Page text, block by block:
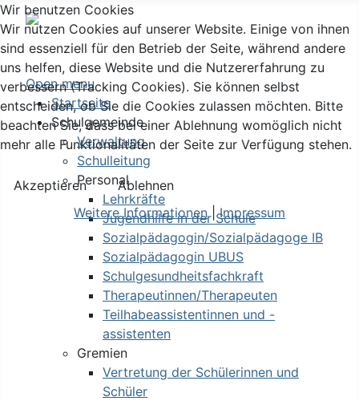
Open menu
Startseite
Schulgemeinde
Verwaltung
Schulleitung
Personal
Lehrkräfte
Jugendhilfe in der Schule
Sozialpädagogin/Sozialpädagoge IB
Sozialpädagogin UBUS
Schulgesundheitsfachkraft
Therapeutinnen/Therapeuten
Teilhabeassistentinnen und -
assistenten
Gremien
Vertretung der Schülerinnen und
Schüler
Wir benutzen Cookies
Wir nutzen Cookies auf unserer Website. Einige von ihnen
sind essenziell für den Betrieb der Seite, während andere
uns helfen, diese Website und die Nutzererfahrung zu
verbessern (Tracking Cookies). Sie können selbst
entscheiden, ob Sie die Cookies zulassen möchten. Bitte
beachten Sie, dass bei einer Ablehnung womöglich nicht
mehr alle Funktionalitäten der Seite zur Verfügung stehen.
Akzeptieren
Ablehnen
Weitere Informationen|Impressum